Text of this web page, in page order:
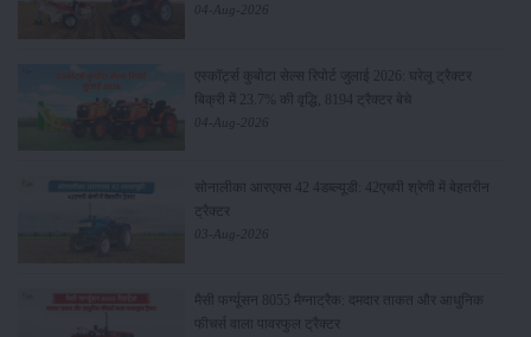
04-Aug-2026
एस्कॉर्ट्स कुबोटा सेल्स रिपोर्ट जुलाई 2026: घरेलू ट्रैक्टर
बिक्री में 23.7% की वृद्धि, 8194 ट्रैक्टर बेचे
04-Aug-2026
सोनालीका आरएक्स 42 4डब्ल्यूडी: 42एचपी श्रेणी में बेहतरीन
03-Aug-2026
मैसी फर्ग्यूसन 8055 मैग्नाट्रैक: दमदार ताकत और आधुनिक
फीचर्स वाला पावरफुल ट्रैक्टर